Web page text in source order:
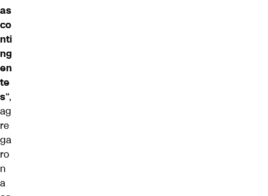
as
co
nti
ng
en
te
s“,
ag
re
ga
ro
n
a